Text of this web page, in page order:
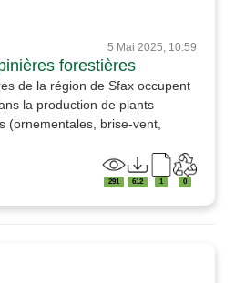
5 Mai 2025, 10:59
forestières
de la région de Sfax occupent
la production de plants
(ornementales, brise-vent,
291 612 1 0